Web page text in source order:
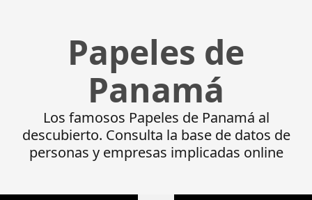
Papeles de
Panamá
Los famosos Papeles de Panamá al
descubierto. Consulta la base de datos de
personas y empresas implicadas online